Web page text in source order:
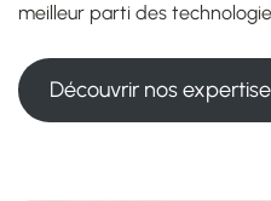
meilleur parti des
Découvrir nos